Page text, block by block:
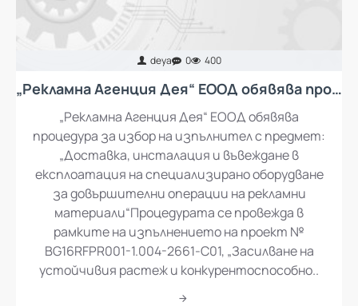
deya 0 400
„Рекламна Агенция Дея“ ЕООД обявява процедура за избор на изпълнител с предмет: „Доставка, инсталация и въвеждане в експлоатация на специализирано оборудване за довършителни операции на рекламни материали“
„Рекламна Агенция Дея“ ЕООД обявява
процедура за избор на изпълнител с предмет:
„Доставка, инсталация и въвеждане в
експлоатация на специализирано оборудване
за довършителни операции на рекламни
материали“Процедурата се провежда в
рамките на изпълнението на проект №
BG16RFPR001-1.004-2661-C01, „Засилване на
устойчивия растеж и конкурентоспособно..